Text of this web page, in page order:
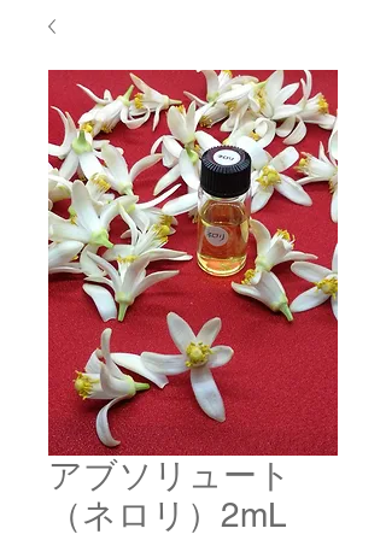
アブソリュート
（ネロリ）2mL